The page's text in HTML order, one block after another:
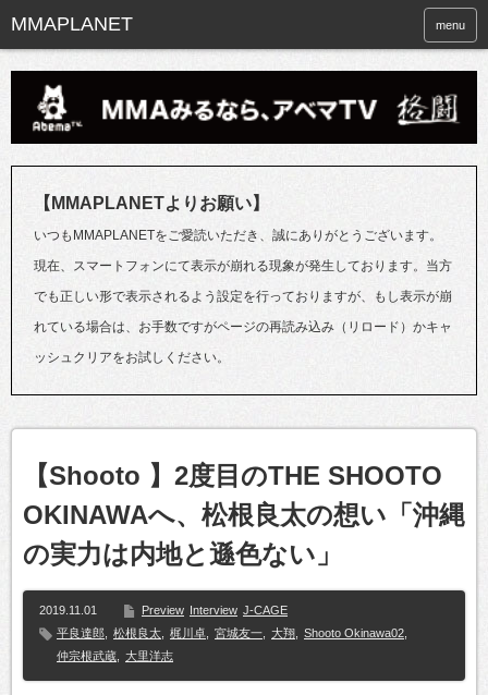
menu
【MMAPLANETよりお願い】
いつもMMAPLANETをご愛読いただき、誠にありがとうございます。
現在、スマートフォンにて表示が崩れる現象が発生しております。当方
でも正しい形で表示されるよう設定を行っておりますが、もし表示が崩
れている場合は、お手数ですがページの再読み込み（リロード）かキャ
ッシュクリアをお試しください。
【Shooto 】2度目のTHE SHOOTO
OKINAWAへ、松根良太の想い「沖縄
の実力は内地と遜色ない」
2019.11.01 Preview Interview J-CAGE
平良達郎
松根良太 梶川卓 宮城友一 大翔 Shooto Okinawa02
仲宗根武蔵
大里洋志